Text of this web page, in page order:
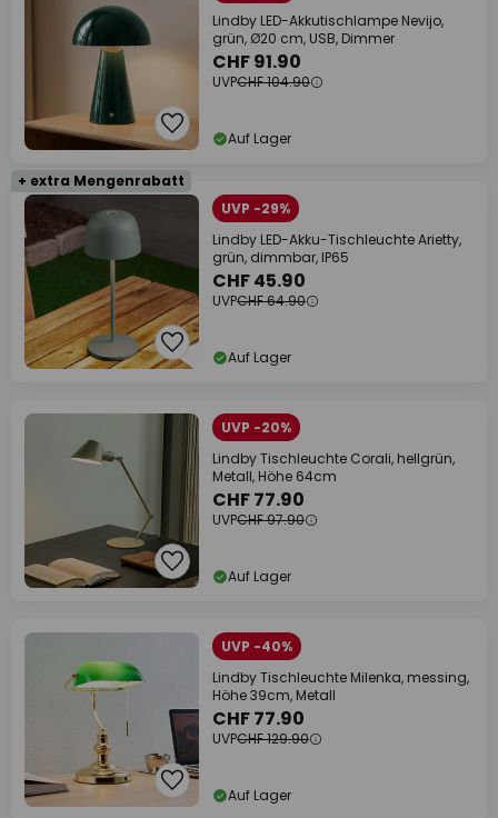
Lindby LED-Akkutischlampe Nevijo,
grün, Ø20 cm, USB, Dimmer
CHF 91.90
UVPCHF 104.90
Auf Lager
+ extra Mengenrabatt
UVP -29%
Lindby LED-Akku-Tischleuchte Arietty,
grün, dimmbar, IP65
CHF 45.90
UVPCHF 64.90
Auf Lager
UVP -20%
Lindby Tischleuchte Corali, hellgrün,
Metall, Höhe 64cm
CHF 77.90
UVPCHF 97.90
Auf Lager
UVP -40%
Lindby Tischleuchte Milenka, messing,
Höhe 39cm, Metall
CHF 77.90
UVPCHF 129.90
Auf Lager